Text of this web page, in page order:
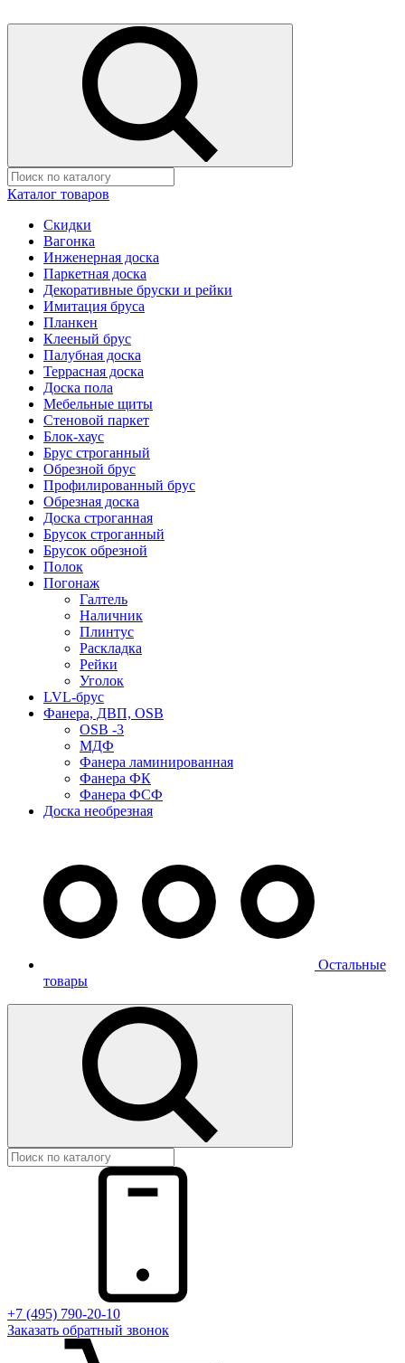
Каталог товаров
Скидки
Вагонка
Инженерная доска
Паркетная доска
Декоративные бруски и рейки
Имитация бруса
Планкен
Клееный брус
Палубная доска
Террасная доска
Доска пола
Мебельные щиты
Стеновой паркет
Блок-хаус
Брус строганный
Обрезной брус
Профилированный брус
Обрезная доска
Доска строганная
Брусок строганный
Брусок обрезной
Полок
Погонаж
Галтель
Наличник
Плинтус
Раскладка
Рейки
Уголок
LVL-брус
Фанера, ДВП, OSB
OSB -3
МДФ
Фанера ламинированная
Фанера ФК
Фанера ФСФ
Доска необрезная
Остальные
товары
+7 (495) 790-20-10
Заказать обратный звонок